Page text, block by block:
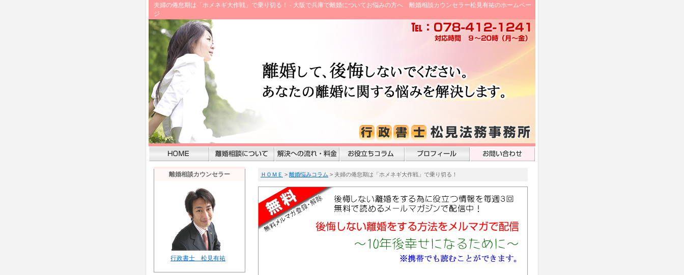
夫婦の倦怠期は「ホメネギ大作戦」で乗り切る！ - 大阪で兵庫で離婚についてお悩みの方へ 離婚相談カウンセラー松見有祐のホームペー
ジ
ＨＯＭＥ > 離婚悩みコラム > 夫婦の倦怠期は「ホメネギ大作戦」で乗り切る！
離婚相談カウンセラー
行政書士 松見有祐